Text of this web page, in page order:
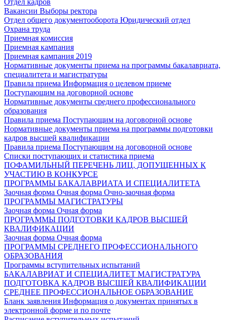
Вакансии Выборы ректора
Отдел общего документооборота Юридический отдел
Охрана труда
Приемная комиссия
Приемная кампания
Приемная кампания 2019
Нормативные документы приема на программы бакалавриата,
специалитета и магистратуры
Правила приема Информация о целевом приеме
Поступающим на договорной основе
Нормативные документы среднего профессионального
образования
Правила приема Поступающим на договорной основе
Нормативные документы приема на программы подготовки
кадров высшей квалификации
Правила приема Поступающим на договорной основе
Списки поступающих и статистика приема
ПОФАМИЛЬНЫЙ ПЕРЕЧЕНЬ ЛИЦ, ДОПУЩЕННЫХ К
УЧАСТИЮ В КОНКУРСЕ
ПРОГРАММЫ БАКАЛАВРИАТА И СПЕЦИАЛИТЕТА
Заочная форма Очная форма Очно-заочная форма
ПРОГРАММЫ МАГИСТРАТУРЫ
Заочная форма Очная форма
ПРОГРАММЫ ПОДГОТОВКИ КАДРОВ ВЫСШЕЙ
КВАЛИФИКАЦИИ
Заочная форма Очная форма
ПРОГРАММЫ СРЕДНЕГО ПРОФЕССИОНАЛЬНОГО
ОБРАЗОВАНИЯ
Программы вступительных испытаний
БАКАЛАВРИАТ И СПЕЦИАЛИТЕТ МАГИСТРАТУРА
ПОДГОТОВКА КАДРОВ ВЫСШЕЙ КВАЛИФИКАЦИИ
СРЕДНЕЕ ПРОФЕССИОНАЛЬНОЕ ОБРАЗОВАНИЕ
Бланк заявления Информация о документах принятых в
электронной форме и по почте